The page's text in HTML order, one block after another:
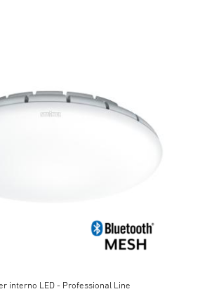
interno LED - Professional Line